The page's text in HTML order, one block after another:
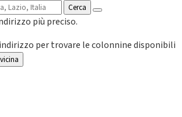
Cerca
più preciso.
per trovare le colonnine disponibili